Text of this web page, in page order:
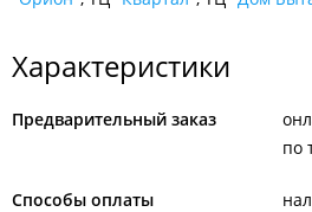
Характеристики
Предварительный заказ
по
Способы оплаты